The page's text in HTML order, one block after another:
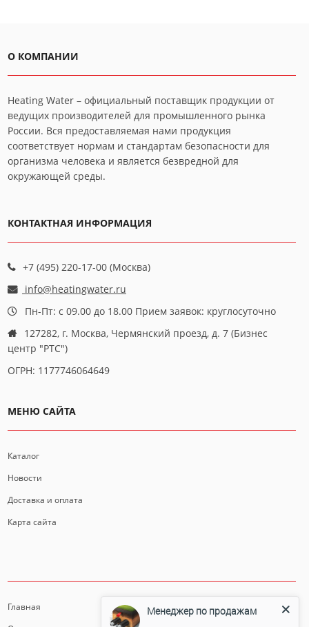
О КОМПАНИИ
Heating Water – официальный поставщик продукции от
ведущих производителей для промышленного рынка
России. Вся предоставляемая нами продукция
соответствует нормам и стандартам безопасности для
организма человека и является безвредной для
окружающей среды.
КОНТАКТНАЯ ИНФОРМАЦИЯ
+7 (495) 220-17-00 (Москва)
info@heatingwater.ru
Пн-Пт: с 09.00 до 18.00 Прием заявок: круглосуточно
127282, г. Москва, Чермянский проезд, д. 7 (Бизнес
центр "РТС")
ОГРН: 1177746064649
МЕНЮ САЙТА
Каталог
Новости
Доставка и оплата
Карта сайта
Главная
Менеджер по продажам